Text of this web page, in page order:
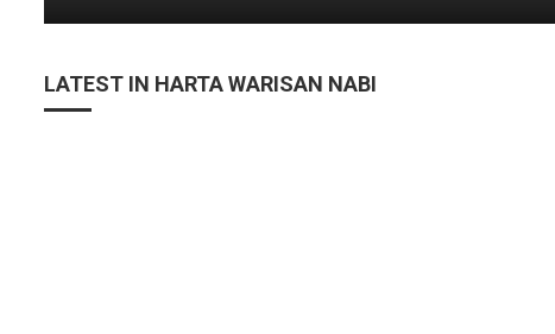
LATEST IN HARTA WARISAN NABI